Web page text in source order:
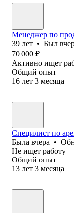
Менеджер по
39 лет • Был
70 000 ₽
Активно ищет
Общий опыт
16 лет 3 месяца
Специлист по
Была вчера •
Не ищет работу
Общий опыт
13 лет 3 месяца